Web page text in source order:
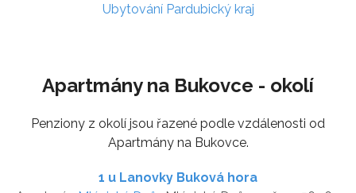
Ubytování Pardubický kraj
Apartmány na Bukovce - okolí
Penziony z okolí jsou řazené podle vzdálenosti od
Apartmány na Bukovce.
1 u Lanovky Buková hora